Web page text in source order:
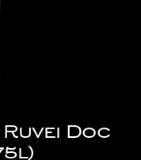
Ruvei Doc